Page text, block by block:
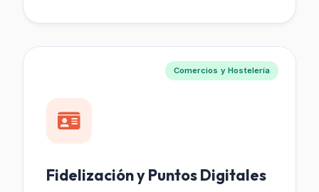
Comercios y Hostelería
Fidelización y Puntos Digitales